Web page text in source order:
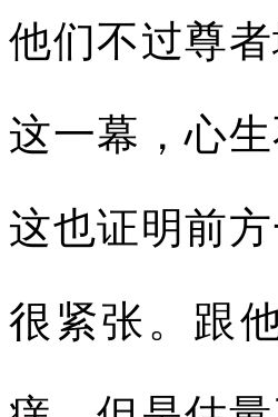
他们不过尊
这一幕，心
这也证明前
很紧张。跟